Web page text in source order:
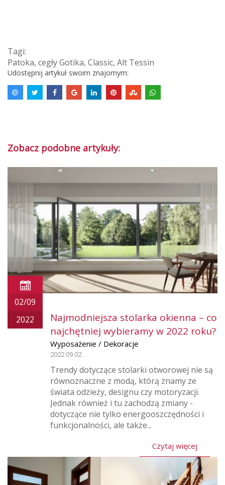
Tagi:
Patoka, cegły Gotika, Classic, Alt Tessin
Udostępnij artykuł swoim znajomym:
Zobacz podobne artykuły:
02/09
2022
Najmodniejsza stolarka okienna – co
najchętniej wybieramy w 2022 roku?
Wyposażenie / Dekoracje
2022.09.02
Trendy dotyczące stolarki otworowej nie są
równoznaczne z modą, którą znamy ze
świata odzieży, designu czy motoryzacji.
Jednak również i tu zachodzą zmiany -
dotyczące nie tylko energooszczędności i
funkcjonalności, ale także...
Czytaj więcej